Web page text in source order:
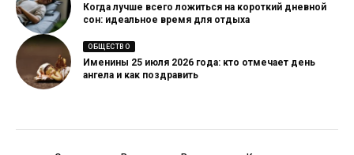
Когда лучше всего ложиться на короткий дневной
сон: идеальное время для отдыха
ОБЩЕСТВО
Именины 25 июля 2026 года: кто отмечает день
ангела и как поздравить